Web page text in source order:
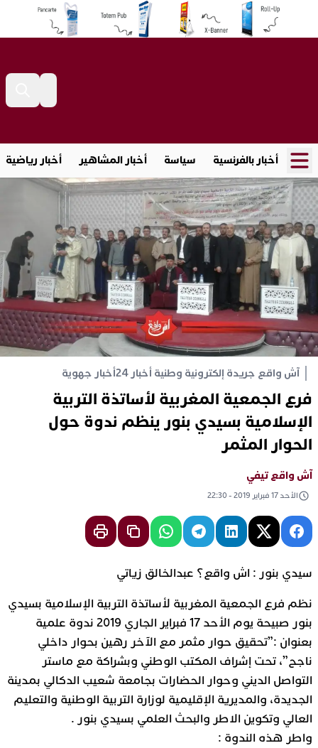
أخبار بالفرنسية سياسة أخبار المشاهير أخبار رياضية
آش واقع جريدة إلكترونية وطنية أخبار 24 أخبار جهوية
فرع الجمعية المغربية لأساتذة التربية
الإسلامية بسيدي بنور ينظم ندوة حول
الحوار المثمر
آش واقع تيفي
الأحد 17 فبراير 2019 - 22:30
سيدي بنور : اش واقع؟ عبدالخالق زياتي
نظم فرع الجمعية المغربية لأساتذة التربية الإسلامية بسيدي
بنور صبيحة يوم الأحد 17 فبراير الجاري 2019 ندوة علمية
بعنوان :”تحقيق حوار مثمر مع الآخر رهين بحوار داخلي
ناجح”، تحت إشراف المكتب الوطني وبشراكة مع ماستر
التواصل الديني وحوار الحضارات بجامعة شعيب الدكالي بمدينة
الجديدة، والمديرية الإقليمية لوزارة التربية الوطنية والتعليم
العالي وتكوين الاطر والبحث العلمي بسيدي بنور .
واطر هذه الندوة :